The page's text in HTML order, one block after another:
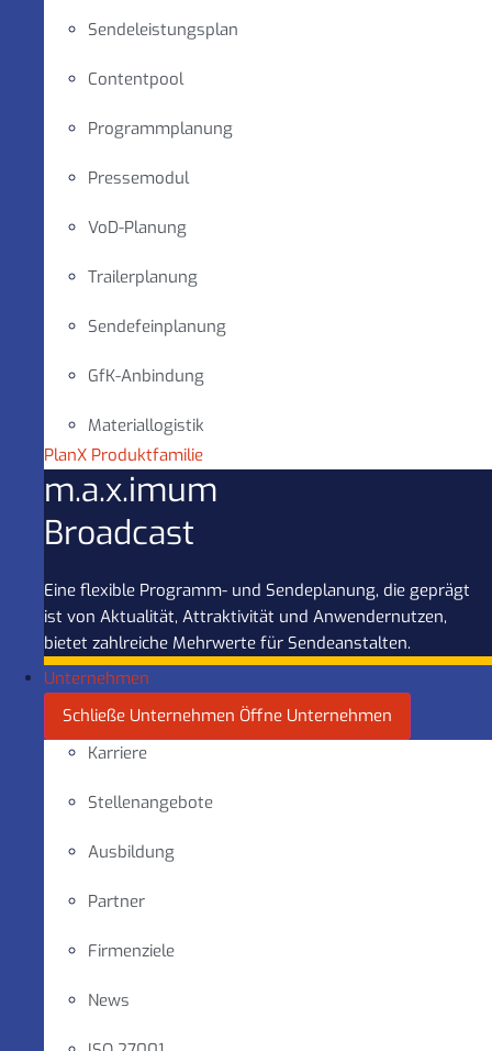
Sendeleistungsplan
Contentpool
Programmplanung
Pressemodul
VoD-Planung
Trailerplanung
Sendefeinplanung
GfK-Anbindung
Materiallogistik
PlanX Produktfamilie
m.a.x.imum
Broadcast
Eine flexible Programm- und Sendeplanung, die geprägt
ist von Aktualität, Attraktivität und Anwendernutzen,
bietet zahlreiche Mehrwerte für Sendeanstalten.
Unternehmen
Schließe Unternehmen Öffne Unternehmen
Karriere
Stellenangebote
Ausbildung
Partner
Firmenziele
News